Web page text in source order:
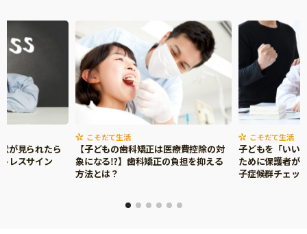
が見られたら
レスサイン
こそだて生活
【子どもの歯科矯正は医療費控除の対
象になる⁉】歯科矯正の負担を抑える
方法とは？
こそだて生活
子どもを「いい
ために保護者が
子症候群チェッ